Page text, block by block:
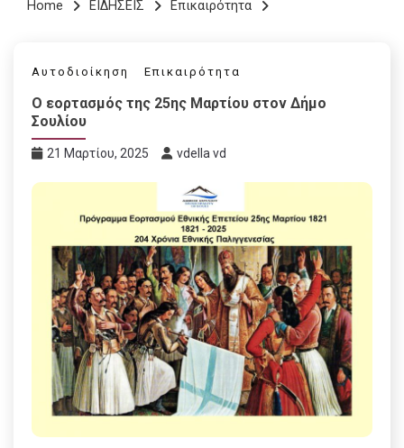
Home ΕΙΔΗΣΕΙΣ Επικαιρότητα
Αυτοδιοίκηση Επικαιρότητα
Ο εορτασμός της 25ης Μαρτίου στον Δήμο
Σουλίου
21 Μαρτίου, 2025 vdella vd